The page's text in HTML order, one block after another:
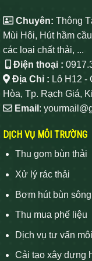
Chuyên: Thông
Mùi Hôi, Hút hầm
các loại chất thải, ...
Điện thoại :
Địa Chỉ : Lô H12 -
Hòa, Tp. Rạch Giá,
Email :
DỊCH VỤ MÔI TRƯỜNG
Thu gom bùn thải
Xử lý rác thải
Bơm hút bùn
Thu mua phế liệu
Dịch vụ tư vấn
Cải tạo xây dựng